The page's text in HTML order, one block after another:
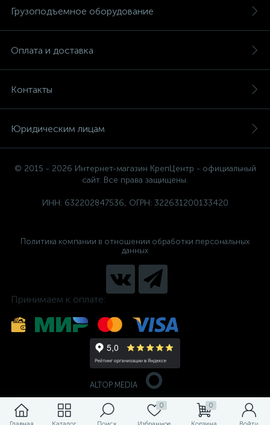
0 0
Грузоподъемное оборудование
Оплата и доставка
Контакты
Юридическим лицам
© 2015 - 2026 Интернет-магазин КрепЦентр - официальный
сайт. Все права защищены.
ИНН: 632202847536, ОГРН: 322631200133420
Политика компании в отношении обработки персональных
данных
Принимаем к оплате:
ALTOP MEDIA